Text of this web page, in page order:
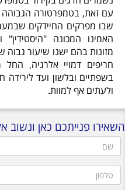
שבו מפרקים החיידקים
האמינו המכונה
מזונות בהם ישנו שיעור
חריפים דמויי אלרגיה,
בשפתיים ובלשון ועד
ולעתים אף למוות.
השאירו פנייתכם כאן ונשוב
שם
טלפון